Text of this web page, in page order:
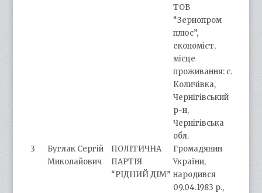
ТОВ
“Зернопром
плюс”,
економіст,
місце
проживання: с.
Количівка,
Чернігівський
р-н,
Чернігівська
обл.
3
Буглак Сергій
Миколайович
ПОЛІТИЧНА
ПАРТІЯ
“РІДНИЙ ДІМ”
Громадянин
України,
народився
09.04.1983 р.,